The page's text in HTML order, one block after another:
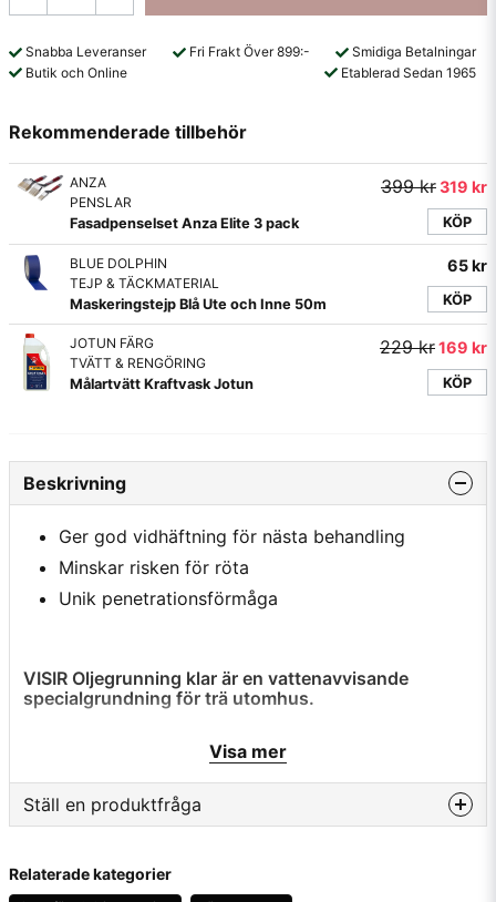
Snabba Leveranser Fri Frakt Över 899:-
Smidiga Betalningar
Butik och Online
Etablerad Sedan 1965
Rekommenderade tillbehör
ANZA
PENSLAR
Fasadpenselset Anza Elite 3 pack
399 kr319 kr
KÖP
BLUE DOLPHIN
TEJP & TÄCKMATERIAL
Maskeringstejp Blå Ute och Inne 50m
65 kr
KÖP
JOTUN FÄRG
TVÄTT & RENGÖRING
Målartvätt Kraftvask Jotun
229 kr169 kr
KÖP
Beskrivning
Ger god vidhäftning för nästa behandling
Minskar risken för röta
Unik penetrationsförmåga
VISIR Oljegrunning klar är en vattenavvisande
specialgrundning för trä utomhus.
VISIR Oljegrunning klar användas.
Produkten innehåller filmkonserverande medel som
motverkar beväxning av svartmögel på träytan. Förstärker
Visa mer
Ställ en produktfråga
Fråga oss något om denna produkten...
Relaterade kategorier